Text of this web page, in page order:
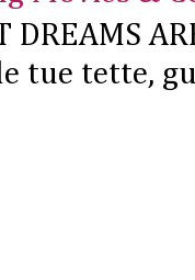
DREAMS
tue tette,